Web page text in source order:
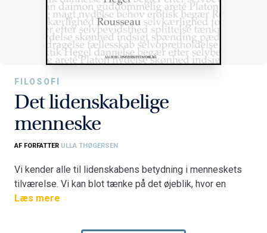
FILOSOFI
Det lidenskabelige
menneske
AF FORFATTER ULLA THØGERSEN
Vi kender alle til lidenskabens betydning i menneskets
tilværelse. Vi kan blot tænke på det øjeblik, hvor en
forelskelse melder sig og ofte griber væsentligt ind i
mod den enestående anden; eller de øjeblikke i
Læs mere